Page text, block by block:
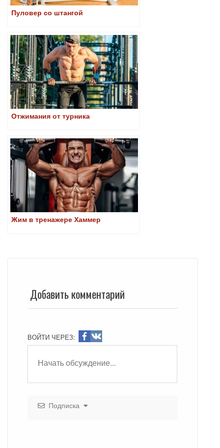
Пуловер со штангой
Отжимания от турника
Жим в тренажере Хаммер
Добавить комментарий
ВОЙТИ ЧЕРЕЗ:
Подписка